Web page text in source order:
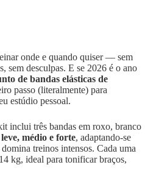
onde e quando quiser — sem
sem desculpas. E se 2026 é o ano
de bandas elásticas de
passo (literalmente) para
estúdio pessoal.
inclui três bandas em roxo, branco
leve, médio e forte, adaptando-se
treinos intensos. Cada uma
kg, ideal para tonificar braços,